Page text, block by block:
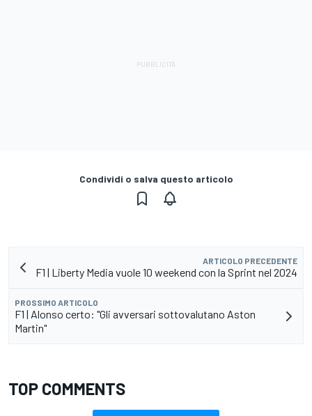
Condividi o salva questo articolo
ARTICOLO PRECEDENTE
F1 | Liberty Media vuole 10 weekend con la Sprint nel 2024
PROSSIMO ARTICOLO
F1 | Alonso certo: "Gli avversari sottovalutano Aston
Martin"
TOP COMMENTS